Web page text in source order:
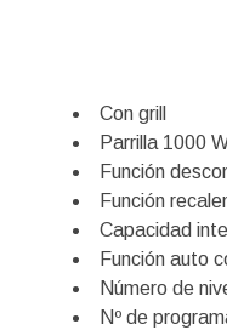
Con grill
Parrilla 1000
Función
Función
Capacidad
Función auto
Número de
Nº de